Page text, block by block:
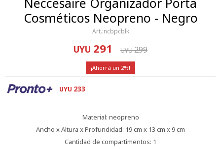
Cosméticos Neopreno - Negro
ncbpcblk
UYU 291 UYU299
2
UYU 233
Material: neopreno
Ancho x Altura x Profundidad: 19 cm x 13 cm x 9 cm
Cantidad de compartimentos: 1